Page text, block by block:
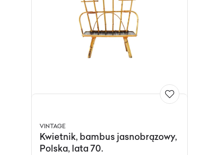
VINTAGE
Kwietnik, bambus jasnobrązowy,
Polska, lata 70.